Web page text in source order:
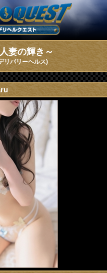
妻の輝き～
リバリーヘルス)